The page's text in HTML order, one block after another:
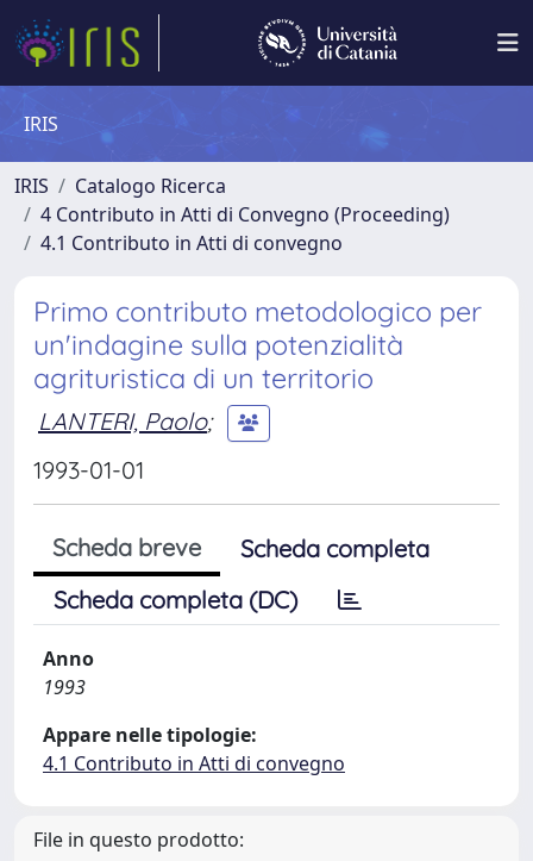
IRIS
IRIS
Catalogo Ricerca
4 Contributo in Atti di Convegno (Proceeding)
4.1 Contributo in Atti di convegno
Primo contributo metodologico per
un'indagine sulla potenzialità
agrituristica di un territorio
LANTERI, Paolo;
1993-01-01
Scheda breve
Scheda completa
Scheda completa (DC)
Anno
1993
Appare nelle tipologie:
4.1 Contributo in Atti di convegno
File in questo prodotto: